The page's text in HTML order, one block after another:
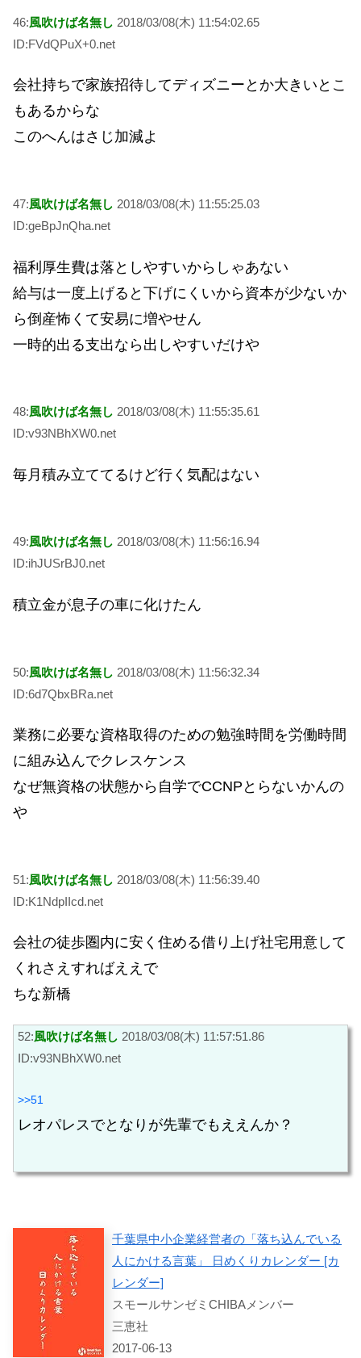
46:風吹けば名無し 2018/03/08(木) 11:54:02.65
ID:FVdQPuX+0.net
会社持ちで家族招待してディズニーとか大きいとこ
もあるからな
このへんはさじ加減よ
47:風吹けば名無し 2018/03/08(木) 11:55:25.03
ID:geBpJnQha.net
福利厚生費は落としやすいからしゃあない
給与は一度上げると下げにくいから資本が少ないか
ら倒産怖くて安易に増やせん
一時的出る支出なら出しやすいだけや
48:風吹けば名無し 2018/03/08(木) 11:55:35.61
ID:v93NBhXW0.net
毎月積み立ててるけど行く気配はない
49:風吹けば名無し 2018/03/08(木) 11:56:16.94
ID:ihJUSrBJ0.net
積立金が息子の車に化けたん
50:風吹けば名無し 2018/03/08(木) 11:56:32.34
ID:6d7QbxBRa.net
業務に必要な資格取得のための勉強時間を労働時間
に組み込んでクレスケンス
なぜ無資格の状態から自学でCCNPとらないかんの
や
51:風吹けば名無し 2018/03/08(木) 11:56:39.40
ID:K1NdpIIcd.net
会社の徒歩圏内に安く住める借り上げ社宅用意して
くれさえすればええで
ちな新橋
52:風吹けば名無し 2018/03/08(木) 11:57:51.86
ID:v93NBhXW0.net
>>51
レオパレスでとなりが先輩でもええんか？
千葉県中小企業経営者の「落ち込んでいる
人にかける言葉」 日めくりカレンダー [カ
レンダー]
スモールサンゼミCHIBAメンバー
三恵社
2017-06-13